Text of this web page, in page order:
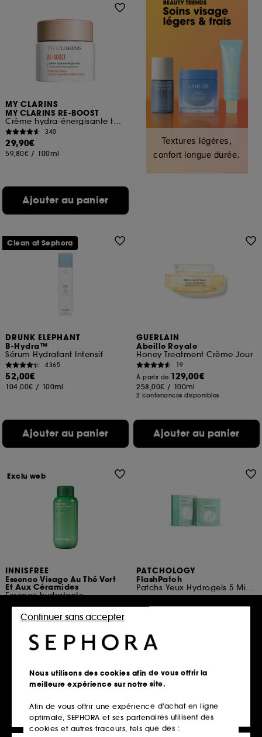
MY CLARINS
MY CLARINS RE-BOOST
Crème hydra-énergisante toutes peaux
340
29,90€
59,80€ / 100ml
Ajouter au panier
Textures légères,
confort longue durée.
DRUNK ELEPHANT
B-Hydra™
Sérum Hydratant Intensif
4365
52,00€
104,00€ / 100ml
Ajouter au panier
Clean at Sephora
GUERLAIN
Abeille Royale
Honey Treatment Crème Jour
19
À partir de 129,00€
258,00€ / 100ml
2 contenances disponibles
Ajouter au panier
INNISFREE
Essence Visage Au Thé Vert
Et Aux Céramides
Essence hydratante
414
21,00€
Ajouter au panier
Exclu web
PATCHOLOGY
FlashPatch
Patchs Yeux Hydrogels 5 Minutes Format Voyage
15,90€
Ajouter au panier
Nous utilisons des cookies afin de vous offrir la
meilleure expérience sur notre site.
Afin de vous offrir une expérience d’achat en ligne
optimale, SEPHORA et ses partenaires utilisent des
cookies et autres traceurs, tels que des :
Continuer sans accepter